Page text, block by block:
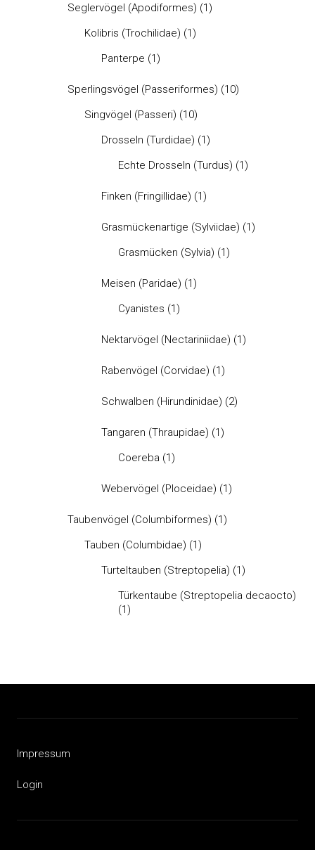
Seglervögel (Apodiformes) (1)
Kolibris (Trochilidae) (1)
Panterpe (1)
Sperlingsvögel (Passeriformes) (10)
Singvögel (Passeri) (10)
Drosseln (Turdidae) (1)
Echte Drosseln (Turdus) (1)
Finken (Fringillidae) (1)
Grasmückenartige (Sylviidae) (1)
Grasmücken (Sylvia) (1)
Meisen (Paridae) (1)
Cyanistes (1)
Nektarvögel (Nectariniidae) (1)
Rabenvögel (Corvidae) (1)
Schwalben (Hirundinidae) (2)
Tangaren (Thraupidae) (1)
Coereba (1)
Webervögel (Ploceidae) (1)
Taubenvögel (Columbiformes) (1)
Tauben (Columbidae) (1)
Turteltauben (Streptopelia) (1)
Türkentaube (Streptopelia decaocto)
(1)
Impressum
Login